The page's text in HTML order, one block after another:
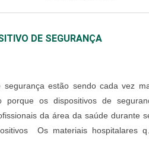
DE SEGURANÇA
estão sendo cada vez
porque os dispositivos de
da área da saúde durante
Os materiais hospitalares
Seringas; Agulhas;